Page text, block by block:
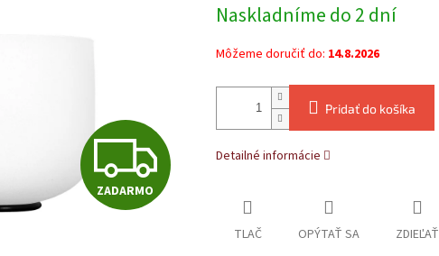
Z
A
ZADARMO
cena:
Naskladníme do 2 dní
Môžeme doručiť do: 14.8.2026
Pridať do košíka
Detailné informácie
TLAČ OPÝTAŤ SA ZDIEĽAŤ